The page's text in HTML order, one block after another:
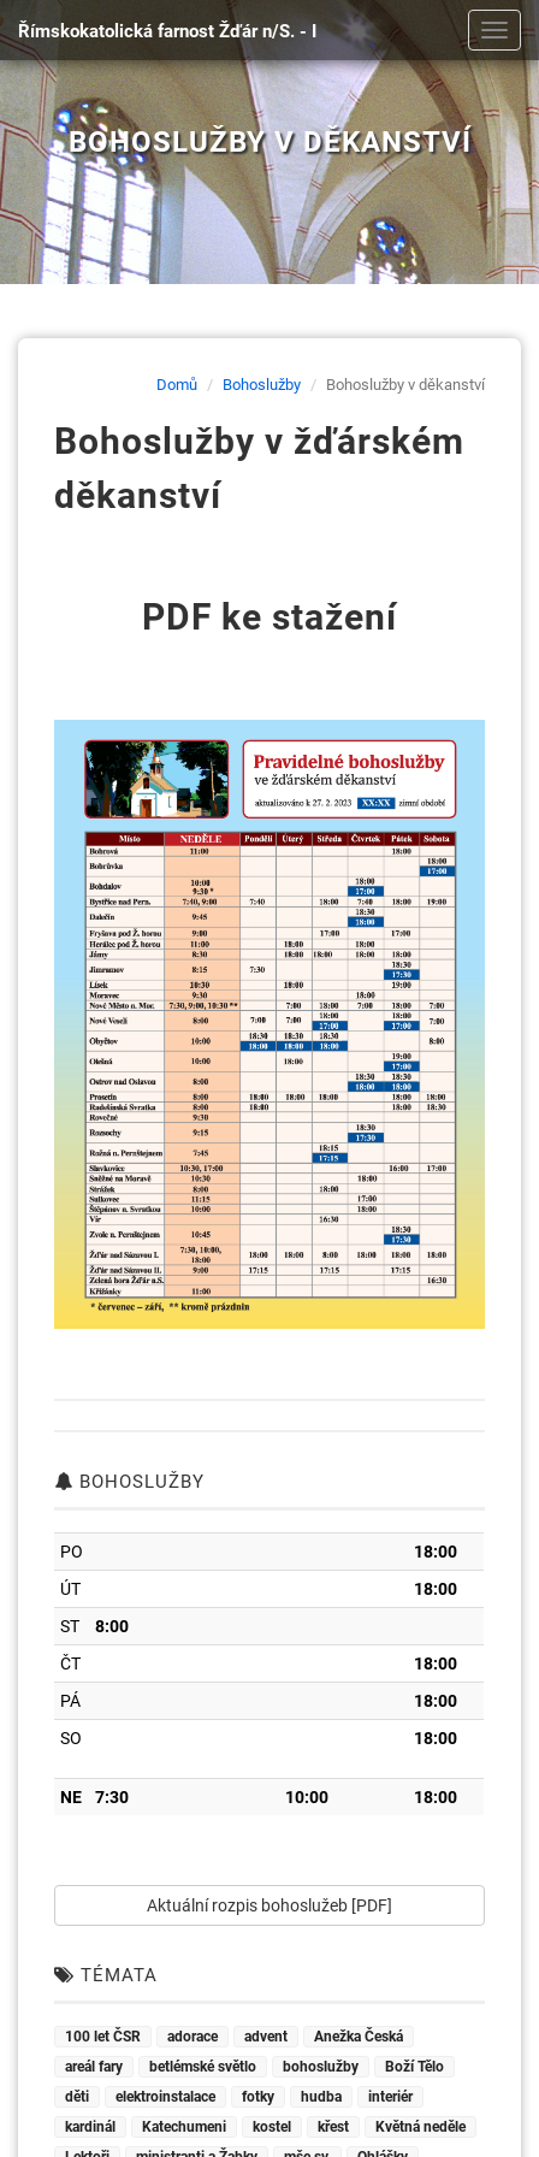
Římskokatolická farnost Žďár n/S. - I
BOHOSLUŽBY V DĚKANSTVÍ
Domů Bohoslužby Bohoslužby v děkanství
Bohoslužby v žďárském
děkanství
PDF ke stažení
BOHOSLUŽBY
PO
18:00
ÚT
18:00
ST
8:00
ČT
18:00
PÁ
18:00
SO
18:00
NE 7:30 10:00 18:00
Aktuální rozpis bohoslužeb [PDF]
TÉMATA
100 let ČSR adorace advent
Anežka Česká
areál fary
betlémské světlo bohoslužby
Boží Tělo
děti
elektroinstalace fotky hudba
interiér
kardinál
Katechumeni kostel křest
Květná neděle